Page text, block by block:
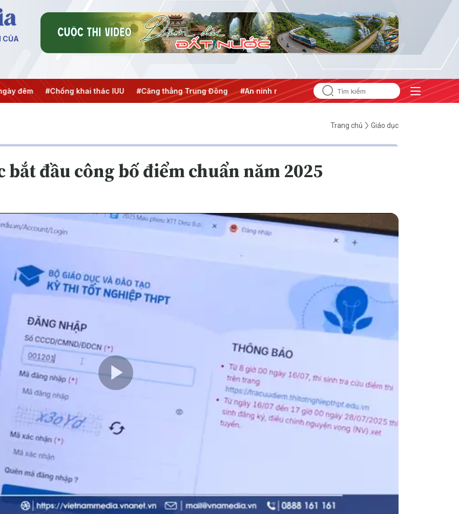
CỦA
khai thác IUU #Căng thẳng Trung Đông #An ninh năng lượng #Bảo vệ nền tảng tư tưởng của Đảng
Trang chủ Giáo dục
đầu công bố điểm chuẩn năm 2025
Play
Video